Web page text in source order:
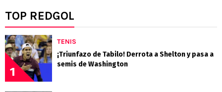
TOP REDGOL
1
TENIS
¡Triunfazo de Tabilo! Derrota a Shelton y pasa a
semis de Washington